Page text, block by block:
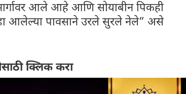
आले आहे आणि सोयाबीन पिकही
आलेल्या पावसाने उरले सुरले नेले” असे
क्लिक करा